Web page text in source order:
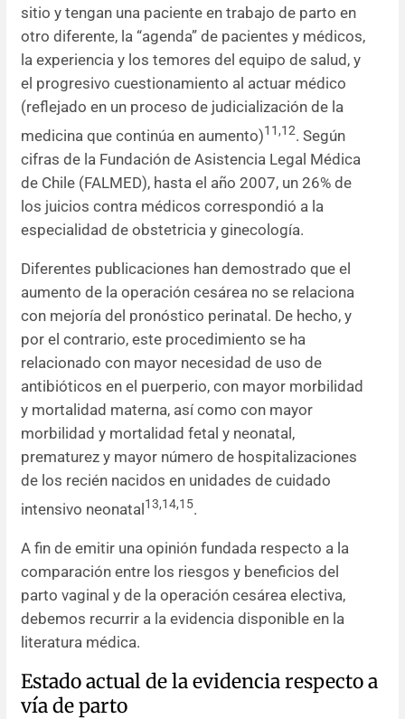
sitio y tengan una paciente en trabajo de parto en
otro diferente, la “agenda” de pacientes y médicos,
la experiencia y los temores del equipo de salud, y
el progresivo cuestionamiento al actuar médico
(reflejado en un proceso de judicialización de la
medicina que continúa en aumento)11,12. Según
cifras de la Fundación de Asistencia Legal Médica
de Chile (FALMED), hasta el año 2007, un 26% de
los juicios contra médicos correspondió a la
especialidad de obstetricia y ginecología.
Diferentes publicaciones han demostrado que el
aumento de la operación cesárea no se relaciona
con mejoría del pronóstico perinatal. De hecho, y
por el contrario, este procedimiento se ha
relacionado con mayor necesidad de uso de
antibióticos en el puerperio, con mayor morbilidad
y mortalidad materna, así como con mayor
morbilidad y mortalidad fetal y neonatal,
prematurez y mayor número de hospitalizaciones
de los recién nacidos en unidades de cuidado
intensivo neonatal13,14,15.
A fin de emitir una opinión fundada respecto a la
comparación entre los riesgos y beneficios del
parto vaginal y de la operación cesárea electiva,
debemos recurrir a la evidencia disponible en la
literatura médica.
Estado actual de la evidencia respecto a
vía de parto